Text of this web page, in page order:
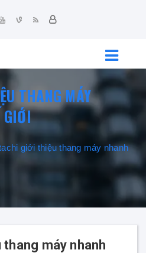
THANG MÁY
GIỚI
giới thiệu thang máy nhanh
máy nhanh